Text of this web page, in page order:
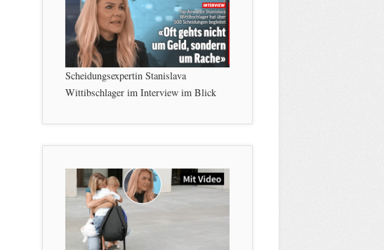
Scheidungsexpertin Stanislava
Wittibschlager im Interview im Blick